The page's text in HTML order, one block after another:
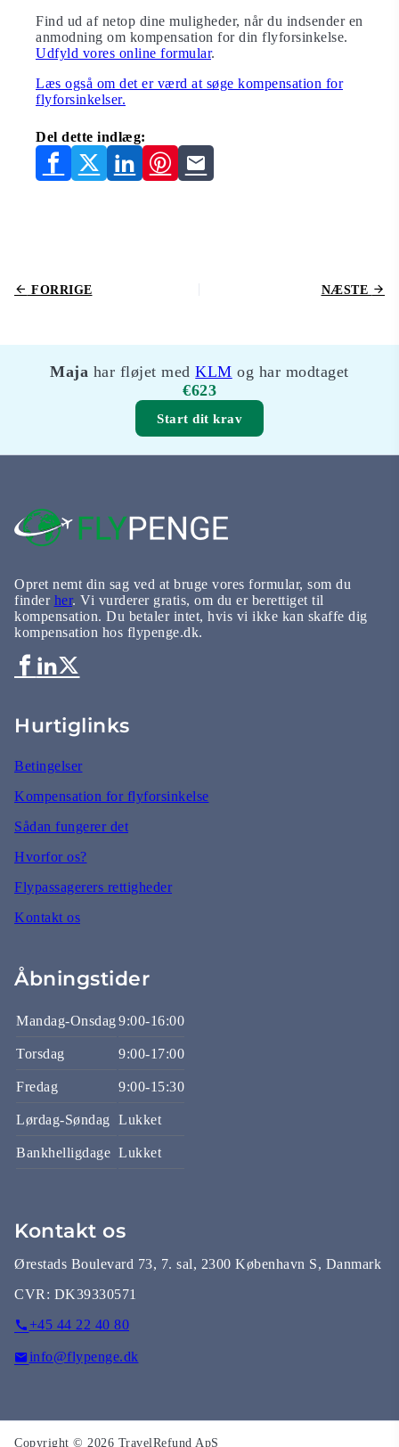
Find ud af netop dine muligheder, når du indsender en
anmodning om kompensation for din flyforsinkelse.
Udfyld vores online formular.
Læs også om det er værd at søge kompensation for
flyforsinkelser.
Del dette indlæg:
FORRIGE NÆSTE
Maja har fløjet medKLM og har modtaget
€623
Start dit krav
Opret nemt din sag ved at bruge vores formular, som du
finder her. Vi vurderer gratis, om du er berettiget til
kompensation. Du betaler intet, hvis vi ikke kan skaffe dig
kompensation hos flypenge.dk.
Hurtiglinks
Betingelser
Kompensation for flyforsinkelse
Sådan fungerer det
Hvorfor os?
Flypassagerers rettigheder
Kontakt os
Åbningstider
Mandag-Onsdag9:00-16:00
Torsdag 9:00-17:00
Fredag 9:00-15:30
Lørdag-Søndag Lukket
Bankhelligdage Lukket
Kontakt os
Ørestads Boulevard 73, 7. sal, 2300 København S, Danmark
CVR: DK39330571
+45 44 22 40 80
info@flypenge.dk
Copyright © 2026 TravelRefund ApS